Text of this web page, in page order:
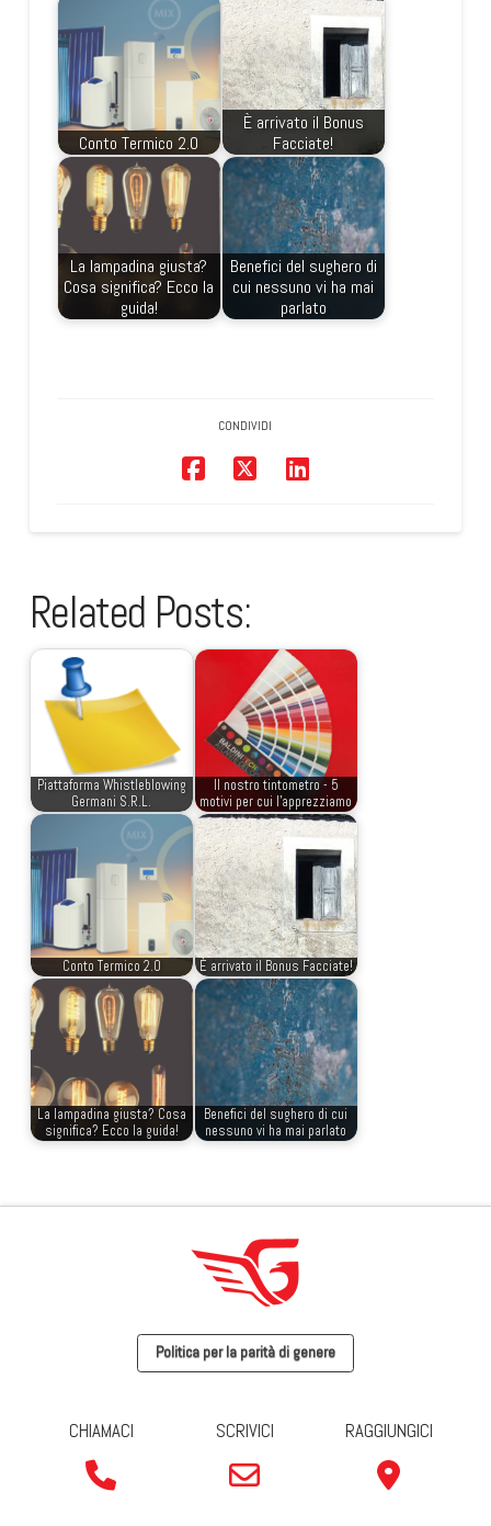
Conto Termico 2.0
È arrivato il Bonus
Facciate!
La lampadina giusta?
Cosa significa? Ecco la
guida!
Benefici del sughero di
cui nessuno vi ha mai
parlato
CONDIVIDI
Related Posts:
Piattaforma Whistleblowing
Germani S.R.L.
Il nostro tintometro - 5
motivi per cui l'apprezziamo
Conto Termico 2.0 È arrivato il Bonus Facciate!
La lampadina giusta? Cosa
significa? Ecco la guida!
Benefici del sughero di cui
nessuno vi ha mai parlato
Politica per la parità di genere
CHIAMACI SCRIVICI RAGGIUNGICI